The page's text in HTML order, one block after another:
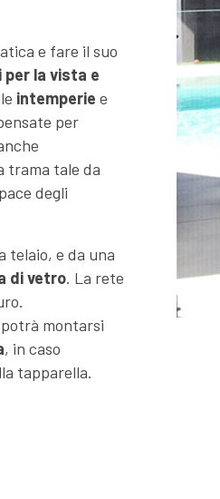
e fare il suo
la vista e
intemperie e
per
trama tale da
degli
e da una
di vetro. La rete
montarsi
, in caso
tapparella.